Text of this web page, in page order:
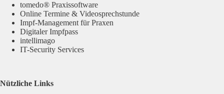
tomedo® Praxissoftware
Online Termine & Videosprechstunde
Impf-Management für Praxen
Digitaler Impfpass
intellimago
IT-Security Services
Nützliche Links